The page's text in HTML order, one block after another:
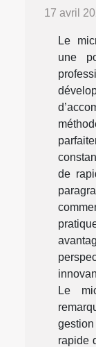
17 avril
Le
une
de
Le
rapide